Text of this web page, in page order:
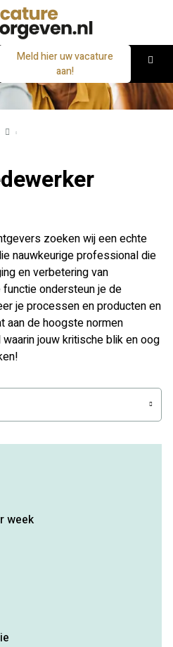
Meld hier uw vacature
aan!
zoeken wij een echte
nauwkeurige professional die
en verbetering van
ondersteun je de
je processen en producten en
aan de hoogste normen
jouw kritische blik en oog
week